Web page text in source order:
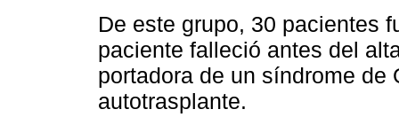
De este grupo, 30 pacientes
paciente falleció antes del
portadora de un síndrome de
autotrasplante.